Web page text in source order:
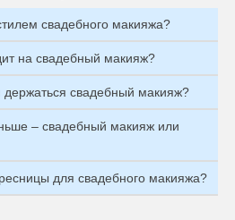
свадебного макияжа?
на свадебный макияж?
держаться свадебный макияж?
– свадебный макияж или
для свадебного макияжа?